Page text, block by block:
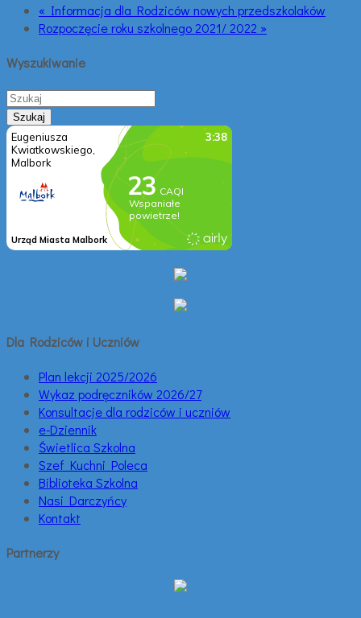
« Informacja dla Rodziców nowych przedszkolaków
Rozpoczęcie roku szkolnego 2021/ 2022 »
Wyszukiwanie
Dla Rodziców i Uczniów
Plan lekcji 2025/2026
Wykaz podręczników 2026/27
Konsultacje dla rodziców i uczniów
e-Dziennik
Świetlica Szkolna
Szef Kuchni Poleca
Biblioteka Szkolna
Nasi Darczyńcy
Kontakt
Partnerzy